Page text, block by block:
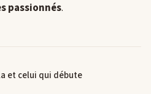
passionnés.
et celui qui débute